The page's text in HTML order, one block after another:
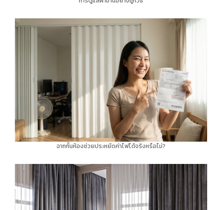
ฉากกั้นห้องช่วยประหยัดค่าไฟได้จริงหรือไม่?